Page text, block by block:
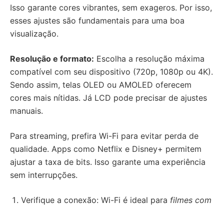
Isso garante cores vibrantes, sem exageros. Por isso,
esses ajustes são fundamentais para uma boa
visualização.
Resolução e formato: Escolha a resolução máxima
compatível com seu dispositivo (720p, 1080p ou 4K).
Sendo assim, telas OLED ou AMOLED oferecem
cores mais nítidas. Já LCD pode precisar de ajustes
manuais.
Para streaming, prefira Wi-Fi para evitar perda de
qualidade. Apps como Netflix e Disney+ permitem
ajustar a taxa de bits. Isso garante uma experiência
sem interrupções.
Verifique a conexão: Wi-Fi é ideal para filmes com